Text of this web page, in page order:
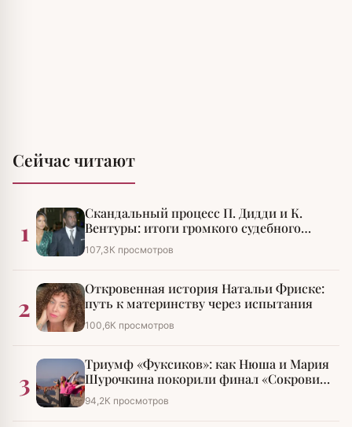
Сейчас читают
1
Скандальный процесс П. Дидди и К.
Вентуры: итоги громкого судебного
разбирательства
107,3К просмотров
2
Откровенная история Натальи Фриске:
путь к материнству через испытания
100,6К просмотров
3
Триумф «Фуксиков»: как Нюша и Мария
Шурочкина покорили финал «Сокровищ
императора»
94,2К просмотров